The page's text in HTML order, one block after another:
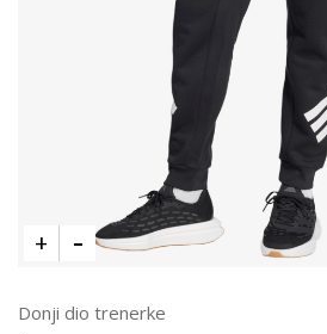
Donji dio trenerke